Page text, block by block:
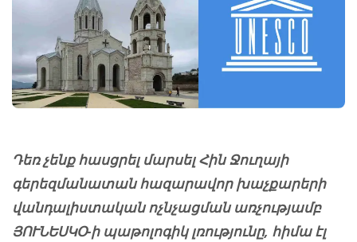
Դեռ չենք հասցրել մարսել Հին Ջուղայի
գերեզմանատան հազարավոր խաչքարերի
վանդալիստական ոչնչացման առչությամբ
ՅՈՒՆԵՍԿՕ-ի պաթոլոգիկ լռությունը, հիմա էլ